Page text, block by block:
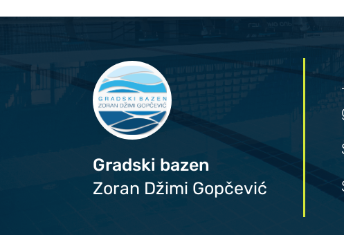
Gradski bazen
Zoran Džimi Gopčević